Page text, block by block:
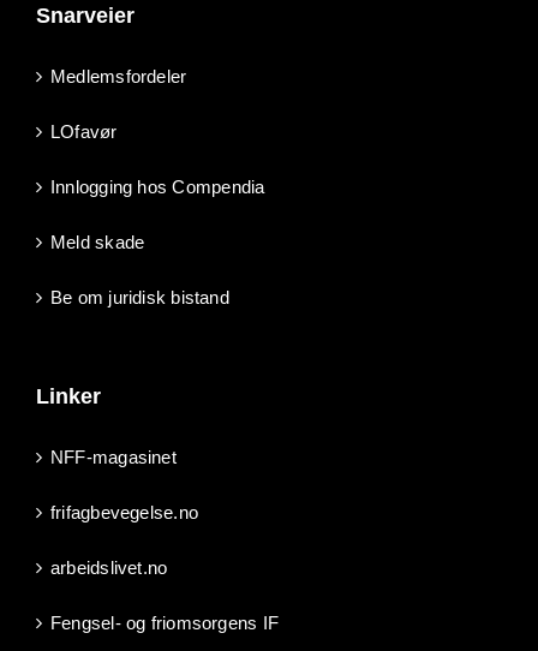
Snarveier
Medlemsfordeler
LOfavør
Innlogging hos Compendia
Meld skade
Be om juridisk bistand
Linker
NFF-magasinet
frifagbevegelse.no
arbeidslivet.no
Fengsel- og friomsorgens IF